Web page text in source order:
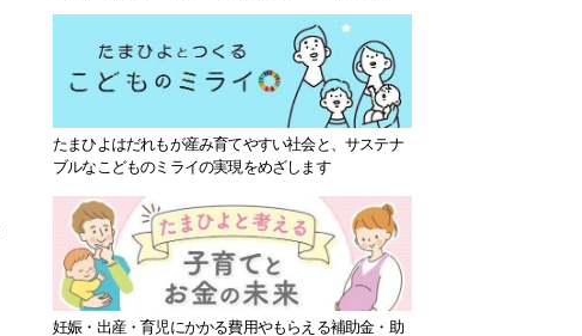
たまひよはだれもが産み育てやすい社会と、サステナ
ブルなこどものミライの実現をめざします
妊娠・出産・育児にかかる費用やもらえる補助金・助